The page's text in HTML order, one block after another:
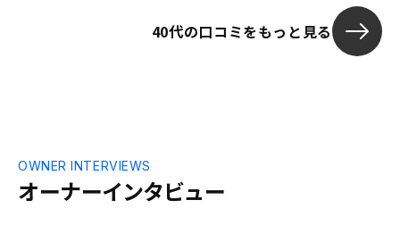
40代の口コミをもっと見る
オーナーインタビュー
OWNER INTERVIEWS